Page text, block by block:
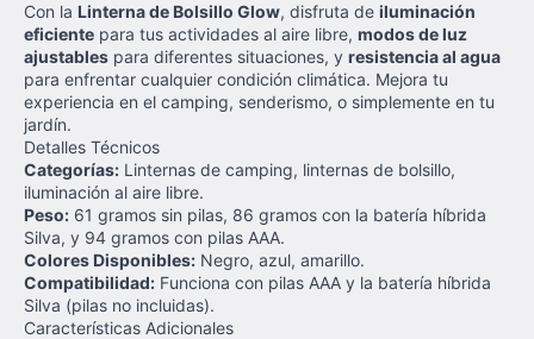
Con la Linterna de Bolsillo Glow, disfruta de iluminación
eficiente para tus actividades al aire libre, modos de luz
ajustables para diferentes situaciones, y resistencia al agua
para enfrentar cualquier condición climática. Mejora tu
experiencia en el camping, senderismo, o simplemente en tu
jardín.
Detalles Técnicos
Categorías: Linternas de camping, linternas de bolsillo,
iluminación al aire libre.
Peso: 61 gramos sin pilas, 86 gramos con la batería híbrida
Silva, y 94 gramos con pilas AAA.
Colores Disponibles: Negro, azul, amarillo.
Compatibilidad: Funciona con pilas AAA y la batería híbrida
Silva (pilas no incluidas).
Características Adicionales